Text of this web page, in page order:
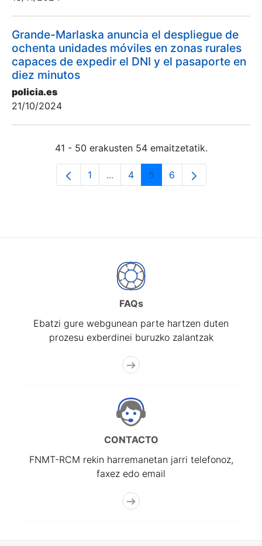
Grande-Marlaska anuncia el despliegue de
ochenta unidades móviles en zonas rurales
capaces de expedir el DNI y el pasaporte en
diez minutos
policia.es
21/10/2024
41 - 50 erakusten 54 emaitzetatik.
Orrialdea
1 ...Intermediate Pages Use TAB to
Orrialdea
4 Orrialdea
5 Orrialdea
6
FAQs
Ebatzi gure webgunean parte hartzen duten
prozesu exberdinei buruzko zalantzak
CONTACTO
FNMT-RCM rekin harremanetan jarri telefonoz,
faxez edo email